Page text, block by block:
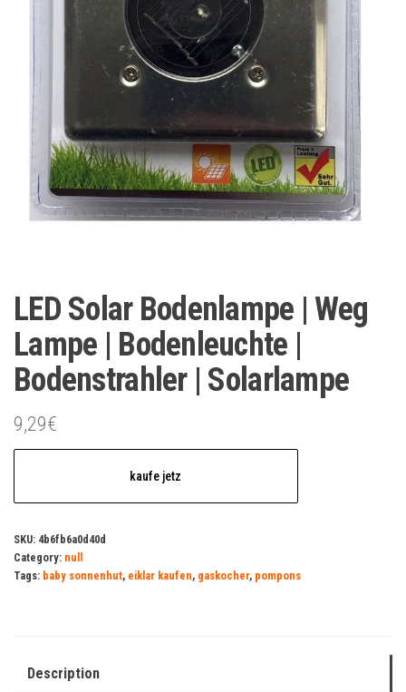
LED Solar Bodenlampe | Weg
Lampe | Bodenleuchte |
Bodenstrahler | Solarlampe
9,29€
kaufe jetz
SKU: 4b6fb6a0d40d
Category: null
Tags: baby sonnenhut, eiklar kaufen, gaskocher, pompons
Description